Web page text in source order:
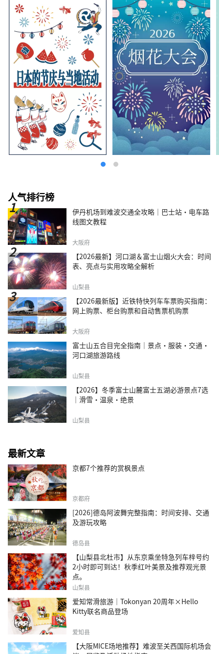
人气排行榜
伊丹机场到难波交通全攻略｜巴士站・电车路
线图文教程
大阪府
【2026最新】河口湖＆富士山烟火大会：时间
表、亮点与实用攻略全解析
山梨县
【2026最新版】近铁特快列车车票购买指南：
网上购票、柜台购票和自动售票机购票
大阪府
富士山五合目完全指南｜景点·服装·交通·
河口湖旅游路线
山梨县
【2026】冬季富士山麓富士五湖必游景点7选
｜滑雪・温泉・绝景
山梨县
最新文章
京都7个推荐的赏枫景点
京都府
[2026]德岛阿波舞完整指南：时间安排、交通
及游玩攻略
德岛县
【山梨县北杜市】从东京乘坐特急列车梓号约
2小时即可到达！秋季红叶美景及推荐观光景
点。
山梨县
爱知常滑旅游｜Tokonyan 20周年×Hello
Kitty联名商品登场
爱知县
【大阪MICE场地推荐】难波至关西国际机场会